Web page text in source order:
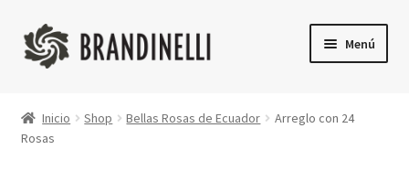
Ir
a
Ir
a
Menú
Shop
Inicio Shop Bellas Rosas de Ecuador
Arreglo con 24
Rosas